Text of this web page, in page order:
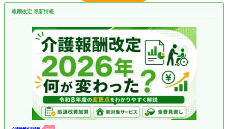
報酬改定 最新情報